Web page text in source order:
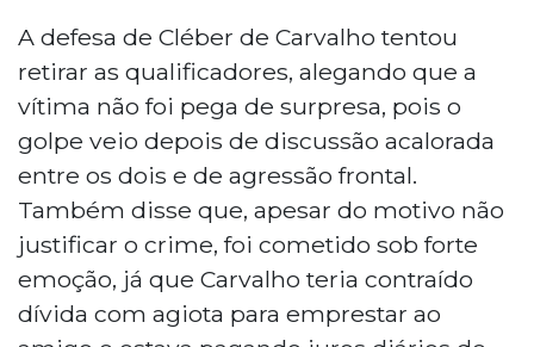
A defesa de Cléber de Carvalho tentou
retirar as qualificadores, alegando que a
vítima não foi pega de surpresa, pois o
golpe veio depois de discussão acalorada
entre os dois e de agressão frontal.
Também disse que, apesar do motivo não
justificar o crime, foi cometido sob forte
emoção, já que Carvalho teria contraído
dívida com agiota para emprestar ao